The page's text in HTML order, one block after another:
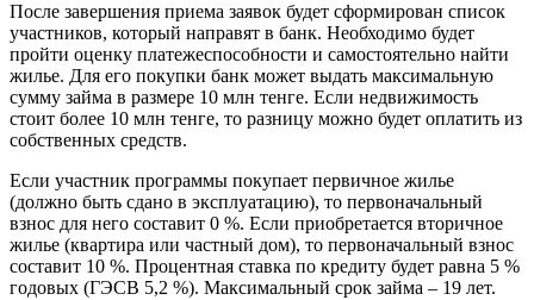
После завершения приема заявок будет сформирован список
участников, который направят в банк. Необходимо будет
пройти оценку платежеспособности и самостоятельно найти
жилье. Для его покупки банк может выдать максимальную
сумму займа в размере 10 млн тенге. Если недвижимость
стоит более 10 млн тенге, то разницу можно будет оплатить из
собственных средств.
Если участник программы покупает первичное жилье
(должно быть сдано в эксплуатацию), то первоначальный
взнос для него составит 0 %. Если приобретается вторичное
жилье (квартира или частный дом), то первоначальный взнос
составит 10 %. Процентная ставка по кредиту будет равна 5 %
годовых (ГЭСВ 5,2 %). Максимальный срок займа – 19 лет.